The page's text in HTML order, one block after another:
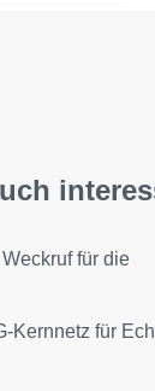
für die
Kernnetz für